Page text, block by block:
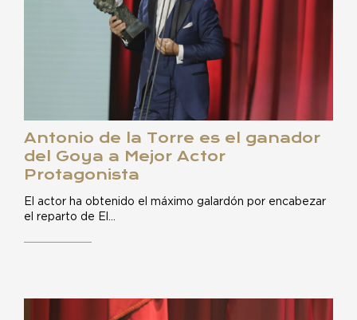
Antonio de la Torre es el ganador
del Goya a Mejor Actor
Protagonista
El actor ha obtenido el máximo galardón por encabezar
el reparto de El…